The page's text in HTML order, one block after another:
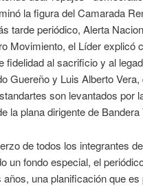
la figura del Camarada
tarde periódico, Alerta
Movimiento, el Líder explicó
fidelidad al sacrificio y al
Guereño y Luis Alberto
son levantados por
la plana dirigente de Bandera
de todos los integrantes
un fondo especial, el
una planificación que